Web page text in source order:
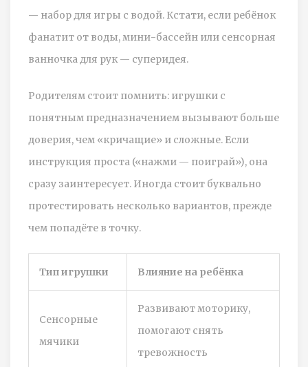
— набор для игры с водой. Кстати, если ребёнок
фанатит от воды, мини-бассейн или сенсорная
ванночка для рук — суперидея.
Родителям стоит помнить: игрушки с
понятным предназначением вызывают больше
доверия, чем «кричащие» и сложные. Если
инструкция проста («нажми — поиграй»), она
сразу заинтересует. Иногда стоит буквально
протестировать несколько вариантов, прежде
чем попадёте в точку.
Тип игрушки Влияние на ребёнка
Сенсорные
мячики
Развивают моторику,
помогают снять
тревожность